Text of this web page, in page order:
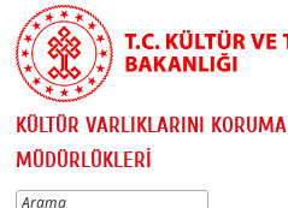
KÜLTÜR VARLIKLARINI
MÜDÜRLÜKLERİ